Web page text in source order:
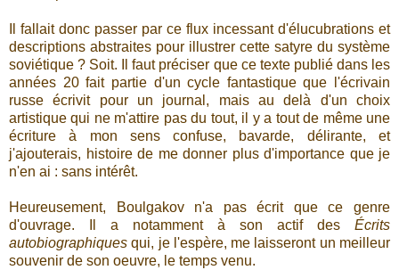
Il fallait donc passer par ce flux incessant d'élucubrations et
descriptions abstraites pour illustrer cette satyre du système
soviétique ? Soit. Il faut préciser que ce texte publié dans les
années 20 fait partie d'un cycle fantastique que l'écrivain
russe écrivit pour un journal, mais au delà d'un choix
artistique qui ne m'attire pas du tout, il y a tout de même une
écriture à mon sens confuse, bavarde, délirante, et
j'ajouterais, histoire de me donner plus d'importance que je
n'en ai : sans intérêt.
Heureusement, Boulgakov n'a pas écrit que ce genre
d'ouvrage. Il a notamment à son actif des Écrits
autobiographiques qui, je l'espère, me laisseront un meilleur
souvenir de son oeuvre, le temps venu.